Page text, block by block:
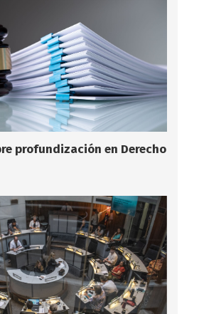
profundización en Derecho